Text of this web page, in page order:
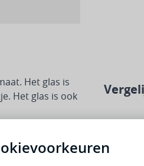
Het glas is
Het glas is ook
Druk